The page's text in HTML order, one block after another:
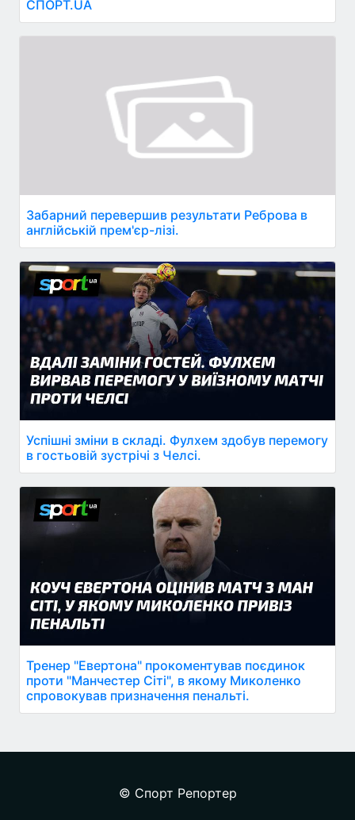
СПОРТ.UA
Забарний перевершив результати Реброва в
англійській прем'єр-лізі.
Успішні зміни в складі. Фулхем здобув перемогу
в гостьовій зустрічі з Челсі.
Тренер "Евертона" прокоментував поєдинок
проти "Манчестер Сіті", в якому Миколенко
спровокував призначення пенальті.
© Спорт Репортер